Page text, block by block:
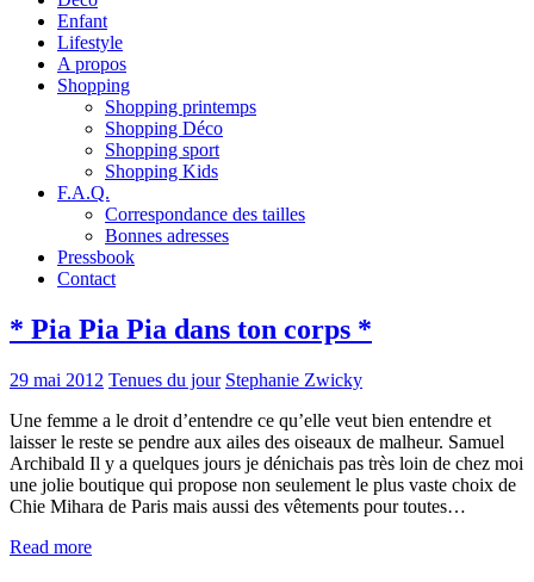
Enfant
Lifestyle
A propos
Shopping
Shopping printemps
Shopping Déco
Shopping sport
Shopping Kids
F.A.Q.
Correspondance des tailles
Bonnes adresses
Pressbook
Contact
* Pia Pia Pia dans ton corps *
29 mai 2012 Tenues du jour Stephanie Zwicky
Une femme a le droit d’entendre ce qu’elle veut bien entendre et
laisser le reste se pendre aux ailes des oiseaux de malheur. Samuel
Archibald Il y a quelques jours je dénichais pas très loin de chez moi
une jolie boutique qui propose non seulement le plus vaste choix de
Chie Mihara de Paris mais aussi des vêtements pour toutes…
Read more